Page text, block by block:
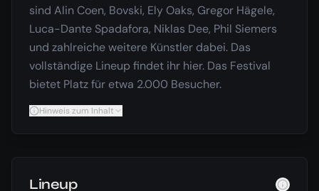
sind Alin Coen, Bovski, Ely Oaks, Gregor Hägele,
Luca-Dante Spadafora, Niklas Dee, Phil Siemers
und zahlreiche weitere Künstler dabei. Das
vollständige Lineup findet ihr hier. Das Festival
bietet Platz für etwa 2.000 Besucher.
Hinweis zum Inhalt
Lineup